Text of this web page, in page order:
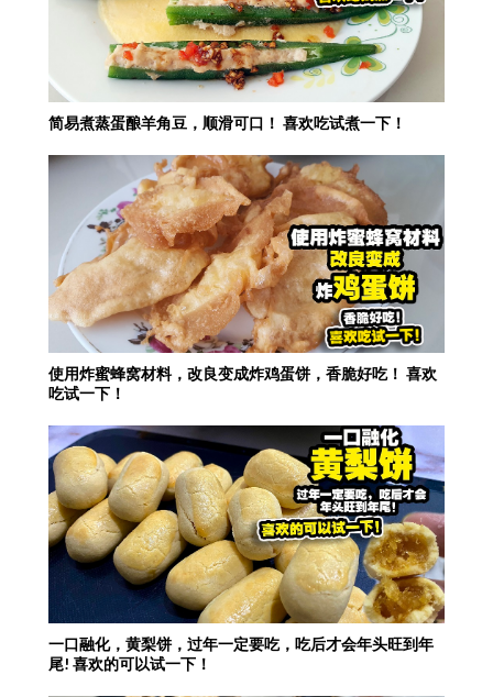
简易煮蒸蛋酿羊角豆，顺滑可口！ 喜欢吃试煮一下！
使用炸蜜蜂窝材料，改良变成炸鸡蛋饼，香脆好吃！ 喜欢
吃试一下！
一口融化，黄梨饼，过年一定要吃，吃后才会年头旺到年
尾! 喜欢的可以试一下！